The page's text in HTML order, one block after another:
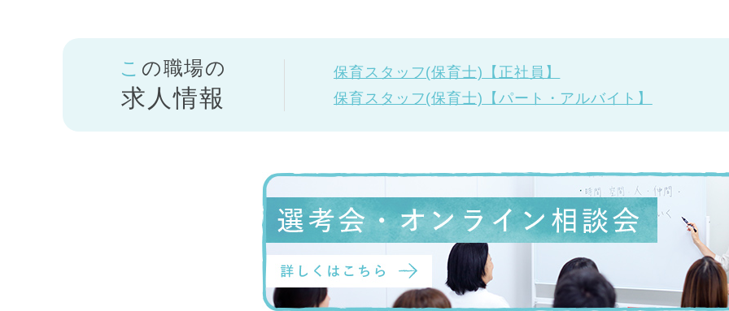
この職場の
求人情報
保育スタッフ(保育士) 【正社員】
保育スタッフ(保育士) 【パート・アルバイト】